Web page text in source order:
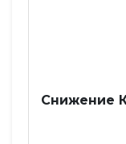
Снижение